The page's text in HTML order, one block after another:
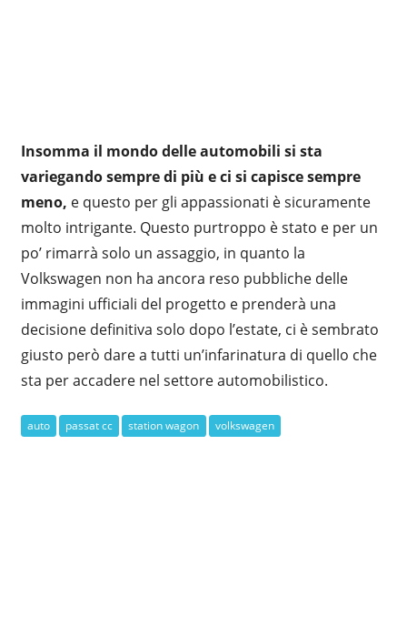
Insomma il mondo delle automobili si sta
variegando sempre di più e ci si capisce sempre
meno, e questo per gli appassionati è sicuramente
molto intrigante. Questo purtroppo è stato e per un
po’ rimarrà solo un assaggio, in quanto la
Volkswagen non ha ancora reso pubbliche delle
immagini ufficiali del progetto e prenderà una
decisione definitiva solo dopo l’estate, ci è sembrato
giusto però dare a tutti un’infarinatura di quello che
sta per accadere nel settore automobilistico.
auto passat cc station wagon volkswagen